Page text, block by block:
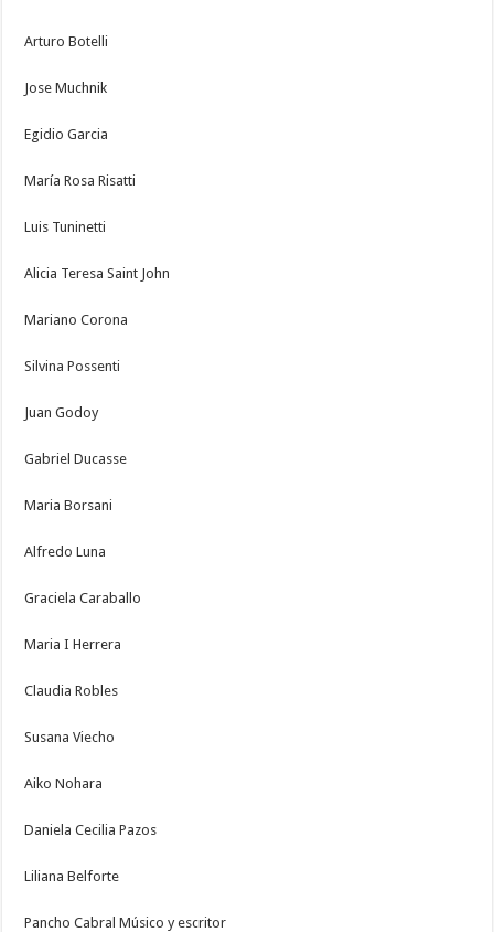
Arturo Botelli
Jose Muchnik
Egidio Garcia
María Rosa Risatti
Luis Tuninetti
Alicia Teresa Saint John
Mariano Corona
Silvina Possenti
Juan Godoy
Gabriel Ducasse
Maria Borsani
Alfredo Luna
Graciela Caraballo
Maria I Herrera
Claudia Robles
Susana Viecho
Aiko Nohara
Daniela Cecilia Pazos
Liliana Belforte
Pancho Cabral Músico y escritor